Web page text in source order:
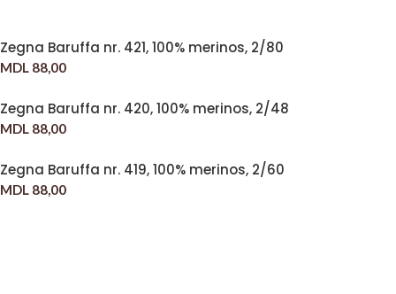
Zegna Baruffa nr. 421, 100% merinos, 2/80
MDL 88,00
Zegna Baruffa nr. 420, 100% merinos, 2/48
MDL 88,00
Zegna Baruffa nr. 419, 100% merinos, 2/60
MDL 88,00